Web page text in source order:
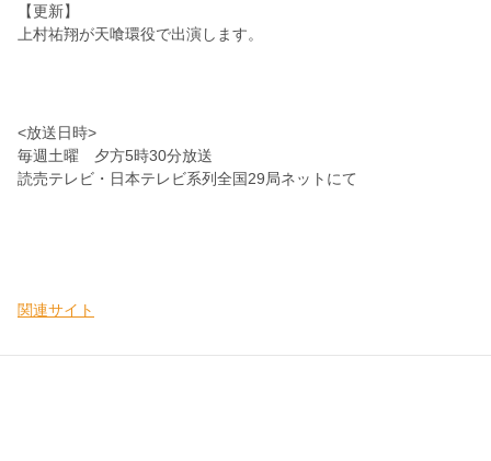
【更新】
上村祐翔が天喰環役で出演します。
<放送日時>
毎週土曜 夕方5時30分放送
読売テレビ・日本テレビ系列全国29局ネットにて
関連サイト